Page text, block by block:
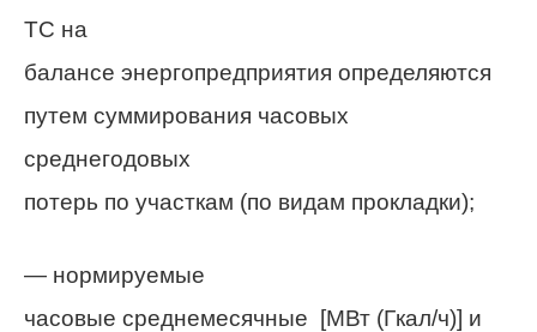
ТС на
балансе энергопредприятия определяются
путем суммирования часовых
среднегодовых
потерь по участкам (по видам прокладки);
— нормируемые
часовые среднемесячные [МВт (Гкал/ч)] и